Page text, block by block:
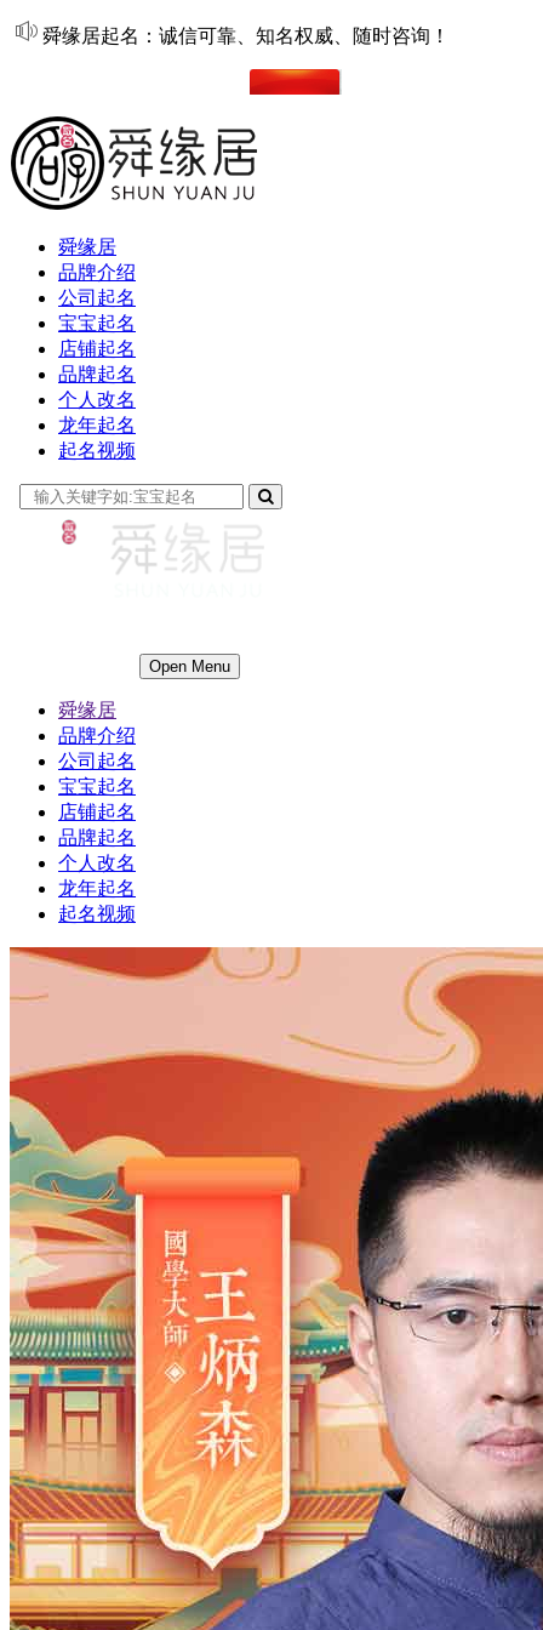
舜缘居起名：诚信可靠、知名权威、随时咨询！
舜缘居
品牌介绍
公司起名
宝宝起名
店铺起名
品牌起名
个人改名
龙年起名
起名视频
Open Menu
舜缘居
品牌介绍
公司起名
宝宝起名
店铺起名
品牌起名
个人改名
龙年起名
起名视频